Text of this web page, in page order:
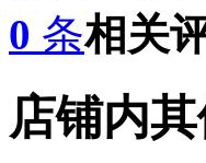
0 条相关
店铺内